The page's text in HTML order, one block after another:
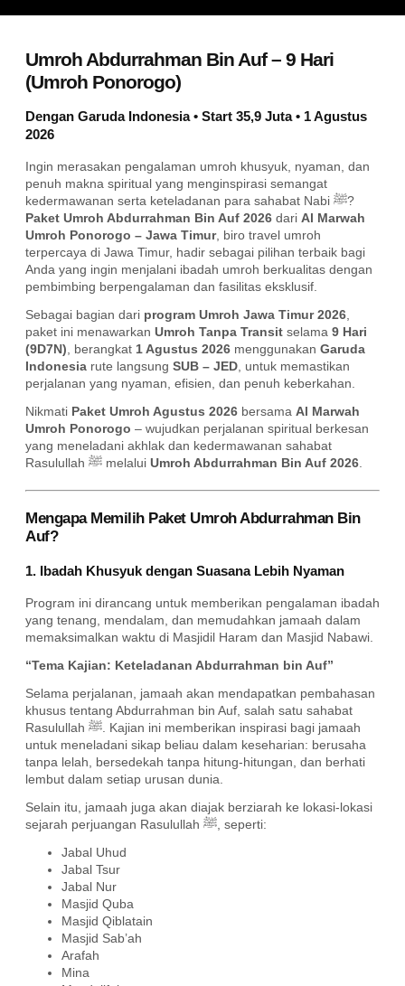
Umroh Abdurrahman Bin Auf – 9 Hari
(Umroh Ponorogo)
Dengan Garuda Indonesia • Start 35,9 Juta • 1 Agustus
2026
Ingin merasakan pengalaman umroh khusyuk, nyaman, dan
penuh makna spiritual yang menginspirasi semangat
kedermawanan serta keteladanan para sahabat Nabi ﷺ?
Paket Umroh Abdurrahman Bin Auf 2026 dari Al Marwah
Umroh Ponorogo – Jawa Timur, biro travel umroh
terpercaya di Jawa Timur, hadir sebagai pilihan terbaik bagi
Anda yang ingin menjalani ibadah umroh berkualitas dengan
pembimbing berpengalaman dan fasilitas eksklusif.
Sebagai bagian dari program Umroh Jawa Timur 2026
paket ini menawarkan Umroh Tanpa Transit selama 9 Hari
(9D7N) , berangkat 1 Agustus 2026 menggunakan Garuda
Indonesia rute langsung SUB – JED , untuk memastikan
perjalanan yang nyaman, efisien, dan penuh keberkahan.
Nikmati Paket Umroh Agustus 2026 bersama Al Marwah
Umroh Ponorogo – wujudkan perjalanan spiritual berkesan
yang meneladani akhlak dan kedermawanan sahabat
Rasulullah ﷺ melalui Umroh Abdurrahman Bin Auf 2026
Mengapa Memilih Paket Umroh Abdurrahman Bin
Auf?
1. Ibadah Khusyuk dengan Suasana Lebih Nyaman
Program ini dirancang untuk memberikan pengalaman ibadah
yang tenang, mendalam, dan memudahkan jamaah dalam
memaksimalkan waktu di Masjidil Haram dan Masjid Nabawi.
“Tema Kajian: Keteladanan Abdurrahman bin Auf”
Selama perjalanan, jamaah akan mendapatkan pembahasan
khusus tentang Abdurrahman bin Auf, salah satu sahabat
Rasulullah ﷺ. Kajian ini memberikan inspirasi bagi jamaah
untuk meneladani sikap beliau dalam keseharian: berusaha
tanpa lelah, bersedekah tanpa hitung-hitungan, dan berhati
lembut dalam setiap urusan dunia.
Selain itu, jamaah juga akan diajak berziarah ke lokasi-lokasi
sejarah perjuangan Rasulullah ﷺ, seperti:
Jabal Uhud
Jabal Tsur
Jabal Nur
Masjid Quba
Masjid Qiblatain
Masjid Sab’ah
Arafah
Mina